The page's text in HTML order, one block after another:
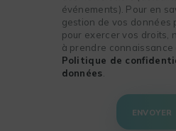
événements). Pour en
gestion de vos données
pour exercer vos droits,
à prendre connaissance
Politique de
données
ENVOYER